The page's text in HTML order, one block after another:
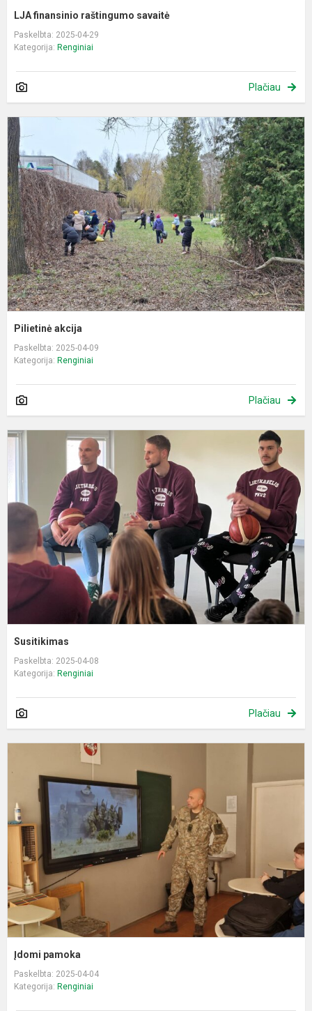
LJA finansinio raštingumo savaitė
Paskelbta: 2025-04-29
Kategorija: Renginiai
Plačiau
Pilietinė akcija
Paskelbta: 2025-04-09
Kategorija: Renginiai
Plačiau
Susitikimas
Paskelbta: 2025-04-08
Kategorija: Renginiai
Plačiau
Įdomi pamoka
Paskelbta: 2025-04-04
Kategorija: Renginiai